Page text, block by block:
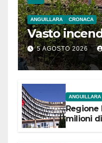
ANGUILLARA CRONACA
Vasto
5 AGOSTO 2026
ANGUILLARA
Regione
milioni